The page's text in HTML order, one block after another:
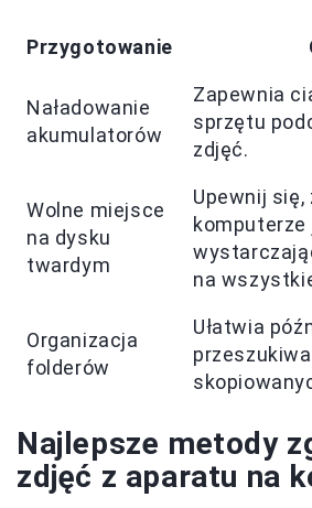
Przygotowanie
Naładowanie
akumulatorów
Zapewnia
sprzętu
zdjęć.
Wolne miejsce
na dysku
twardym
Upewnij się,
komputerze
na
Organizacja
folderów
Ułatwia
Najlepsze metody
zdjęć z aparatu na